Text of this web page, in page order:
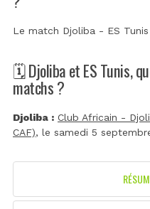
Le match Djoliba - ES
🗓️ Djoliba et ES Tunis,
matchs ?
Djoliba : Club Africain -
CAF), le samedi 5